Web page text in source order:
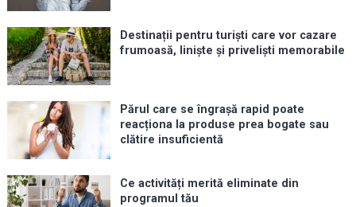
Destinații pentru turiști care vor cazare
frumoasă, liniște și priveliști memorabile
Părul care se îngrașă rapid poate
reacționa la produse prea bogate sau
clătire insuficientă
Ce activități merită eliminate din
programul tău